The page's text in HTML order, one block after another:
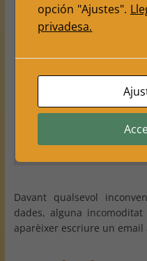
Tus ajustes puede
este contenido.
Revisa
Davant qualsevol
dades, alguna
aparèixer escriure un email
opción "Ajustes".
privadesa.